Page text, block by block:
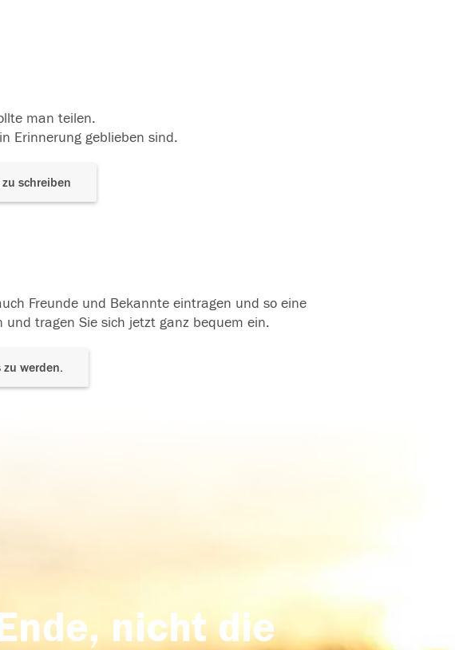
man teilen.
Erinnerung geblieben sind.
schreiben
Freunde und Bekannte eintragen und so eine
tragen Sie sich jetzt ganz bequem ein.
werden.
nicht die